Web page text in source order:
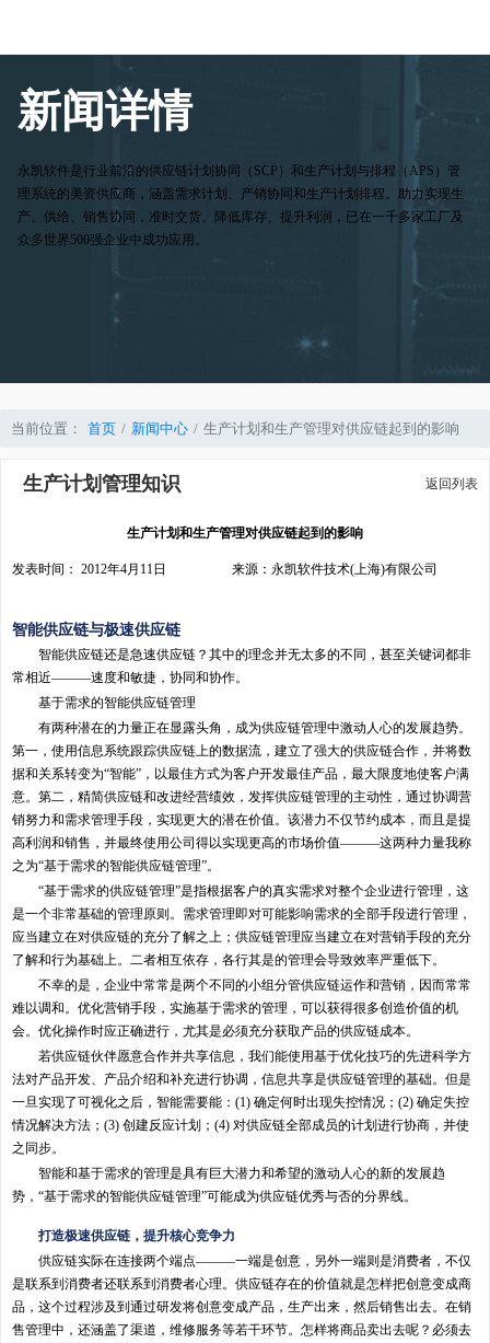
新闻详情
永凯软件是行业前沿的供应链计划协同（SCP）和生产计划与排程（APS）管
理系统的美资供应商，涵盖需求计划、产销协同和生产计划排程。助力实现生
产、供给、销售协同，准时交货、降低库存、提升利润，已在一千多家工厂及
众多世界500强企业中成功应用。
当前位置： 首页 新闻中心 生产计划和生产管理对供应链起到的影响
生产计划管理知识 返回列表
生产计划和生产管理对供应链起到的影响
发表时间： 2012年4月11日 来源：永凯软件技术(上海)有限公司
智能供应链与极速供应链
智能供应链还是急速供应链？其中的理念并无太多的不同，甚至关键词都非
常相近———速度和敏捷，协同和协作。
基于需求的智能供应链管理
有两种潜在的力量正在显露头角，成为供应链管理中激动人心的发展趋势。
第一，使用信息系统跟踪供应链上的数据流，建立了强大的供应链合作，并将数
据和关系转变为“智能”，以最佳方式为客户开发最佳产品，最大限度地使客户满
意。第二，精简供应链和改进经营绩效，发挥供应链管理的主动性，通过协调营
销努力和需求管理手段，实现更大的潜在价值。该潜力不仅节约成本，而且是提
高利润和销售，并最终使用公司得以实现更高的市场价值———这两种力量我称
之为“基于需求的智能供应链管理”。
“基于需求的供应链管理”是指根据客户的真实需求对整个企业进行管理，这
是一个非常基础的管理原则。需求管理即对可能影响需求的全部手段进行管理，
应当建立在对供应链的充分了解之上；供应链管理应当建立在对营销手段的充分
了解和行为基础上。二者相互依存，各行其是的管理会导致效率严重低下。
不幸的是，企业中常常是两个不同的小组分管供应链运作和营销，因而常常
难以调和。优化营销手段，实施基于需求的管理，可以获得很多创造价值的机
会。优化操作时应正确进行，尤其是必须充分获取产品的供应链成本。
若供应链伙伴愿意合作并共享信息，我们能使用基于优化技巧的先进科学方
法对产品开发、产品介绍和补充进行协调，信息共享是供应链管理的基础。但是
一旦实现了可视化之后，智能需要能：(1) 确定何时出现失控情况；(2) 确定失控
情况解决方法；(3) 创建反应计划；(4) 对供应链全部成员的计划进行协商，并使
之同步。
智能和基于需求的管理是具有巨大潜力和希望的激动人心的新的发展趋
势，“基于需求的智能供应链管理”可能成为供应链优秀与否的分界线。
打造极速供应链，提升核心竞争力
供应链实际在连接两个端点———一端是创意，另外一端则是消费者，不仅
是联系到消费者还联系到消费者心理。供应链存在的价值就是怎样把创意变成商
品，这个过程涉及到通过研发将创意变成产品，生产出来，然后销售出去。在销
售管理中，还涵盖了渠道，维修服务等若干环节。怎样将商品卖出去呢？必须去